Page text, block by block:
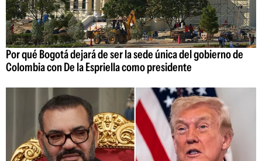
Por qué Bogotá dejará de ser la sede única del gobierno de
Colombia con De la Espriella como presidente